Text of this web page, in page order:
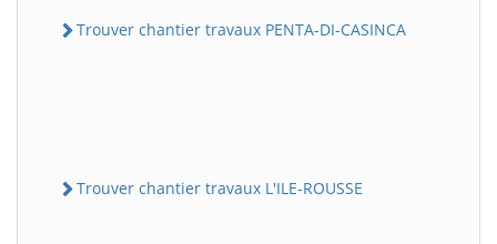
Trouver chantier travaux PENTA-DI-CASINCA
Trouver chantier travaux L'ILE-ROUSSE